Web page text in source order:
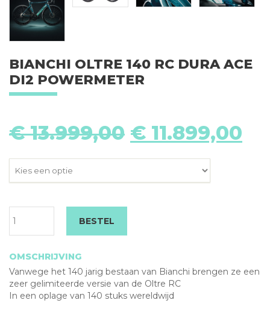
BIANCHI OLTRE 140 RC DURA ACE
DI2 POWERMETER
€13.999,00 prijs
was:
€ 13.999,00.
€ 11.899,00
Oltre
140
Dura
Ace
Di2
Powermeter
BESTEL
OMSCHRIJVING
Vanwege het 140 jarig bestaan van Bianchi brengen ze een
zeer gelimiteerde versie van de Oltre RC
In een oplage van 140 stuks wereldwijd